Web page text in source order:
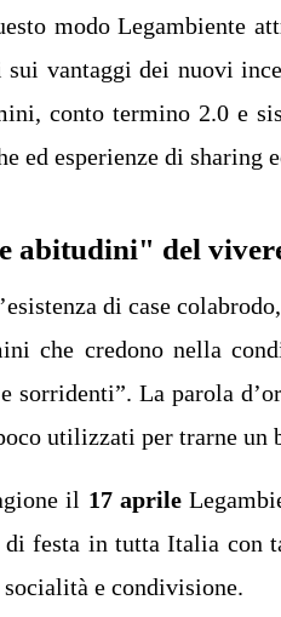
modo Legambiente
vantaggi dei nuovi
conto termino 2.0 e
ed esperienze di sharing
abitudini" del
di case
che credono nella
sorridenti”. La parola
utilizzati per trarne un
il 17 aprile
di festa in tutta Italia con
e condivisione.